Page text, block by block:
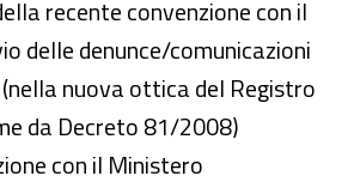
recente convenzione con il
delle denunce/comunicazioni
nuova ottica del Registro
da Decreto 81/2008)
con il Ministero